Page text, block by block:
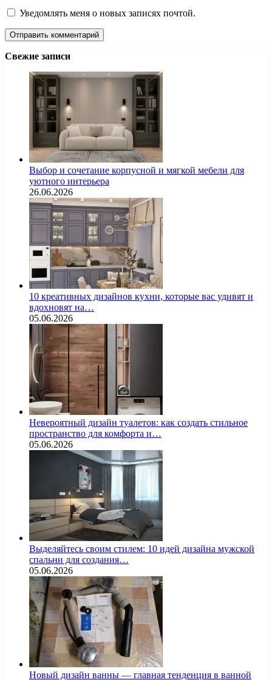
Уведомлять меня о новых записях почтой.
Свежие записи
Выбор и сочетание корпусной и мягкой мебели для
уютного интерьера
26.06.2026
10 креативных дизайнов кухни, которые вас удивят и
вдохновят на…
05.06.2026
Невероятный дизайн туалетов: как создать стильное
пространство для комфорта и…
05.06.2026
Выделяйтесь своим стилем: 10 идей дизайна мужской
спальни для создания…
05.06.2026
Новый дизайн ванны — главная тенденция в ванной